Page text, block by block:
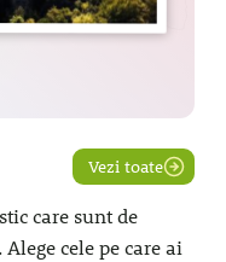
Vezi toate
care sunt de
cele pe care ai